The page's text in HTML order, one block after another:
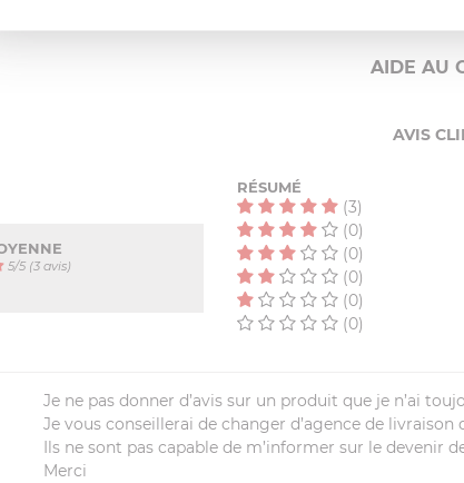
AIDE AU
AVIS
5/5 (3 avis)
RÉSUMÉ
(3)
(0)
(0)
(0)
(0)
(0)
Je ne pas donner d’avis sur un produit que je n’ai
Je vous conseillerai de changer d’agence de
Ils ne sont pas capable de m’informer sur le devenir
Merci